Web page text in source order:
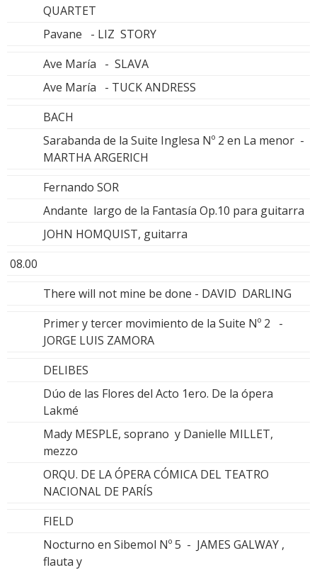
QUARTET
Pavane - LIZ STORY
Ave María - SLAVA
Ave María - TUCK ANDRESS
BACH
Sarabanda de la Suite Inglesa Nº 2 en La menor -
MARTHA ARGERICH
Fernando SOR
Andante largo de la Fantasía Op.10 para guitarra
JOHN HOMQUIST, guitarra
08.00
There will not mine be done - DAVID DARLING
Primer y tercer movimiento de la Suite Nº 2 -
JORGE LUIS ZAMORA
DELIBES
Dúo de las Flores del Acto 1ero. De la ópera
Lakmé
Mady MESPLE, soprano y Danielle MILLET,
mezzo
ORQU. DE LA ÓPERA CÓMICA DEL TEATRO
NACIONAL DE PARÍS
FIELD
Nocturno en Sibemol Nº 5 - JAMES GALWAY ,
flauta y